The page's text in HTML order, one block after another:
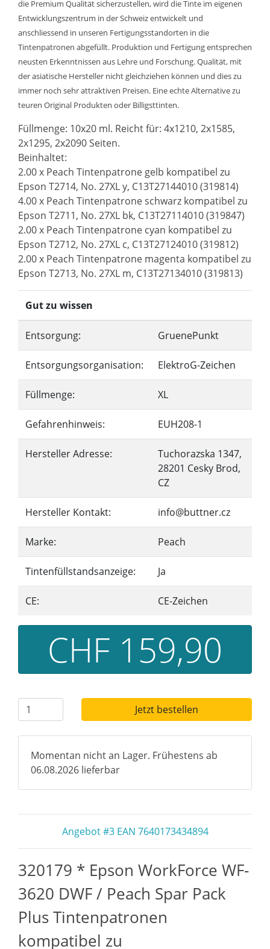
die Premium Qualität sicherzustellen, wird die Tinte im eigenen
Entwicklungszentrum in der Schweiz entwickelt und
anschliessend in unseren Fertigungsstandorten in die
Tintenpatronen abgefüllt. Produktion und Fertigung entsprechen
neusten Erkenntnissen aus Lehre und Forschung. Qualität, mit
der asiatische Hersteller nicht gleichziehen können und dies zu
immer noch sehr attraktiven Preisen. Eine echte Alternative zu
teuren Original Produkten oder Billigsttinten.
Füllmenge: 10x20 ml. Reicht für: 4x1210, 2x1585,
2x1295, 2x2090 Seiten.
Beinhaltet:
2.00 x Peach Tintenpatrone gelb kompatibel zu
Epson T2714, No. 27XL y, C13T27144010 (319814)
4.00 x Peach Tintenpatrone schwarz kompatibel zu
Epson T2711, No. 27XL bk, C13T27114010 (319847)
2.00 x Peach Tintenpatrone cyan kompatibel zu
Epson T2712, No. 27XL c, C13T27124010 (319812)
2.00 x Peach Tintenpatrone magenta kompatibel zu
Epson T2713, No. 27XL m, C13T27134010 (319813)
Gut zu wissen
Entsorgung: GruenePunkt
Entsorgungsorganisation: ElektroG-Zeichen
Füllmenge: XL
Gefahrenhinweis: EUH208-1
Hersteller Adresse:
Tuchorazska 1347,
28201 Cesky Brod,
CZ
Hersteller Kontakt: info@buttner.cz
Marke: Peach
Tintenfüllstandsanzeige: Ja
CE: CE-Zeichen
CHF 159,90
Jetzt bestellen
Momentan nicht an Lager. Frühestens ab
06.08.2026 lieferbar
Angebot #3 EAN 7640173434894
320179 * Epson WorkForce WF-
3620 DWF / Peach Spar Pack
Plus Tintenpatronen
kompatibel zu